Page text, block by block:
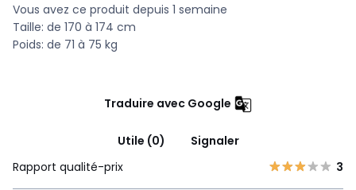
Vous avez ce produit depuis 1 semaine
Taille: de 170 à 174 cm
Poids: de 71 à 75 kg
Traduire avec Google
Utile (0)
Signaler
Rapport qualité-prix
3